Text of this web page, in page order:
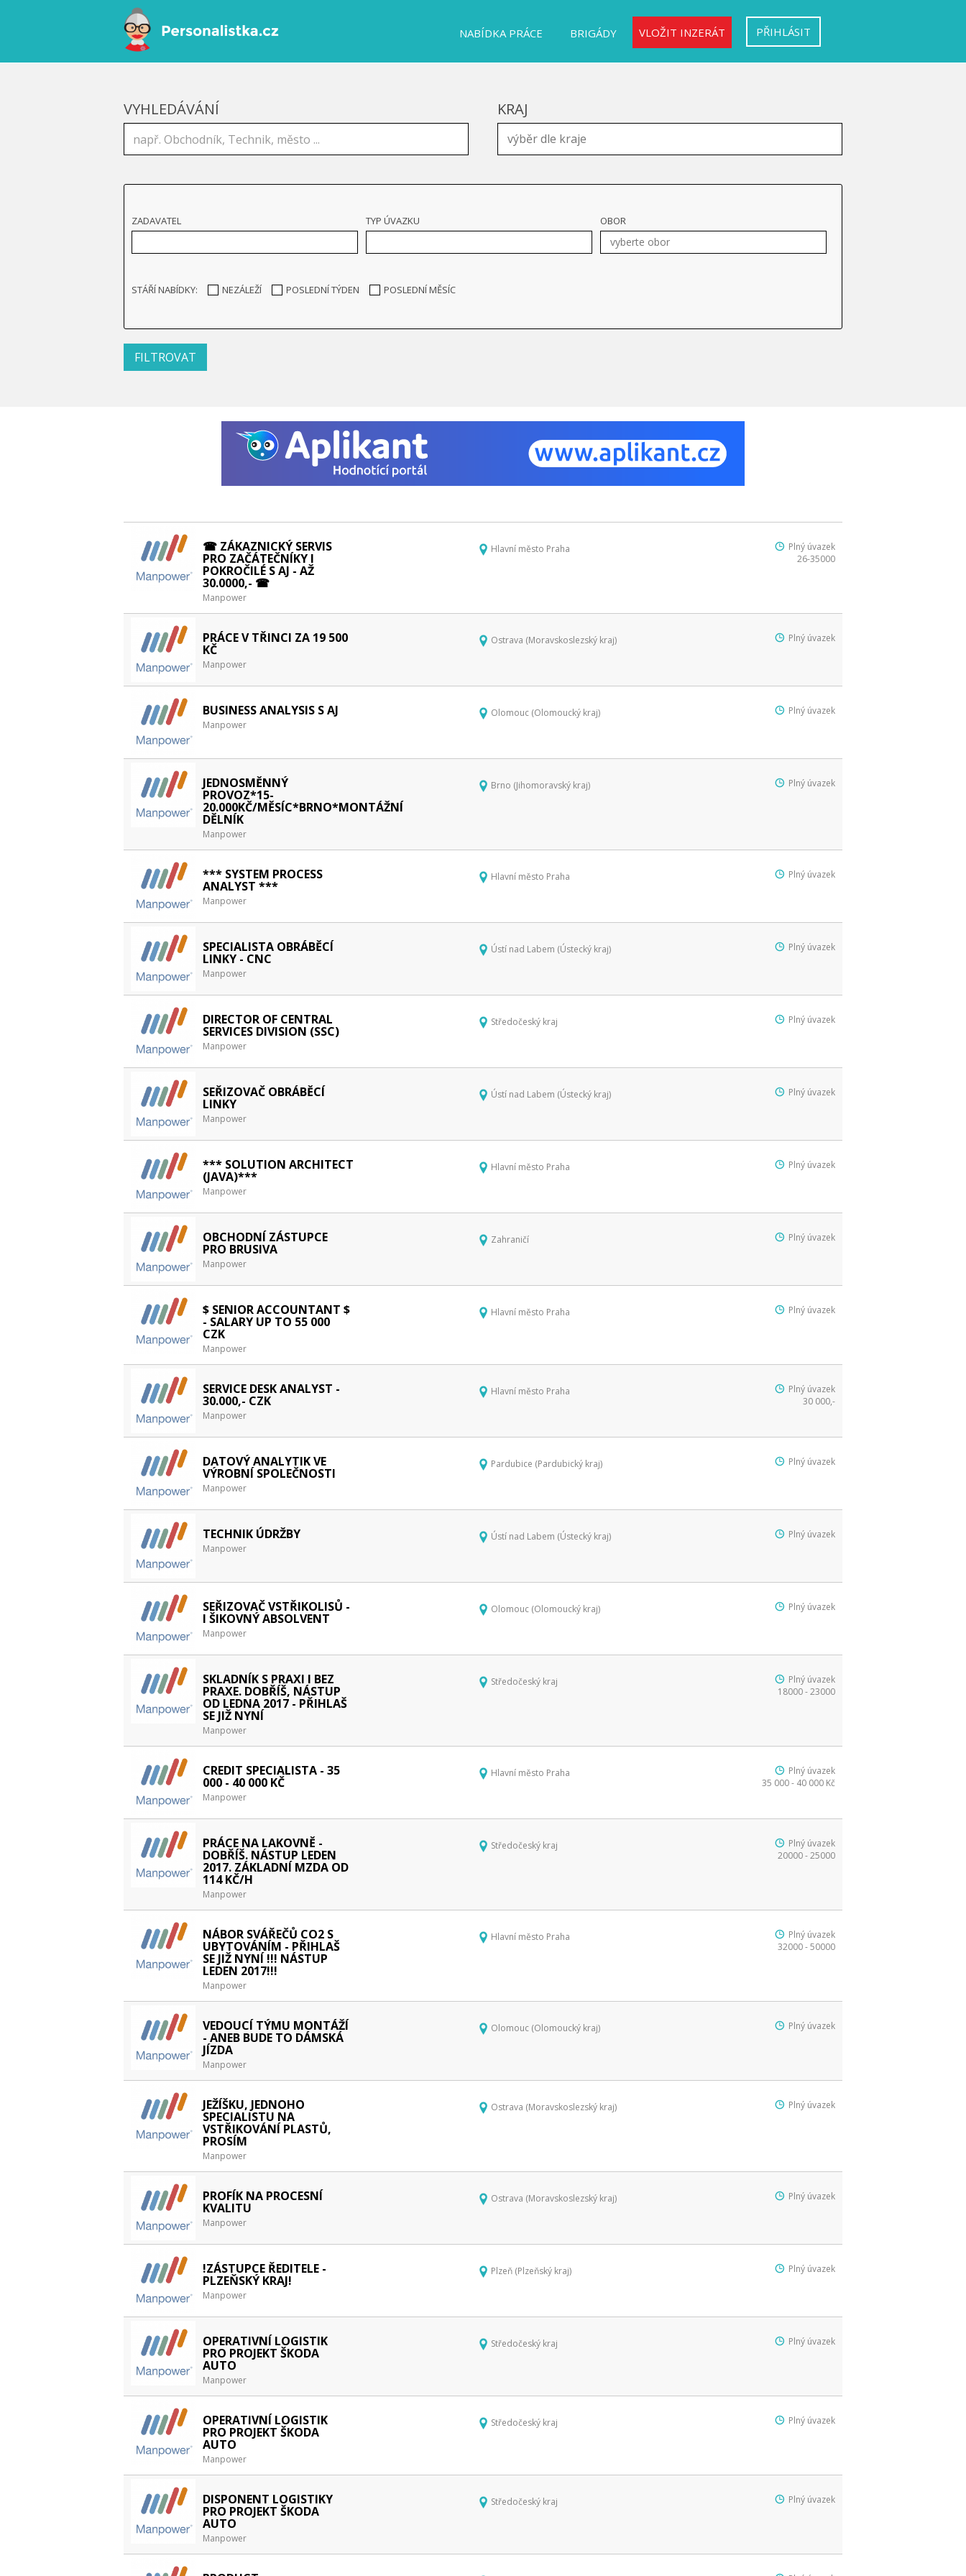
NABÍDKA PRÁCE BRIGÁDY VLOŽIT INZERÁT PŘIHLÁSIT
VYHLEDÁVÁNÍ KRAJ
ZADAVATEL TYP ÚVAZKU OBOR
STÁŘÍ NABÍDKY: NEZÁLEŽÍ POSLEDNÍ TÝDEN POSLEDNÍ MĚSÍC
☎ ZÁKAZNICKÝ SERVIS
PRO ZAČÁTEČNÍKY I
POKROČILÉ S AJ - AŽ
30.0000,- ☎
Manpower
Hlavní město Praha
Plný úvazek
26-35000
PRÁCE V TŘINCI ZA 19 500
KČ
Manpower
Ostrava (Moravskoslezský kraj) Plný úvazek
BUSINESS ANALYSIS S AJ
Manpower
Olomouc (Olomoucký kraj) Plný úvazek
JEDNOSMĚNNÝ
PROVOZ*15-
20.000KČ/MĚSÍC*BRNO*MONTÁŽNÍ
DĚLNÍK
Manpower
Brno (Jihomoravský kraj) Plný úvazek
*** SYSTEM PROCESS
ANALYST ***
Manpower
Hlavní město Praha Plný úvazek
SPECIALISTA OBRÁBĚCÍ
LINKY - CNC
Manpower
Ústí nad Labem (Ústecký kraj) Plný úvazek
DIRECTOR OF CENTRAL
SERVICES DIVISION (SSC)
Manpower
Středočeský kraj Plný úvazek
SEŘIZOVAČ OBRÁBĚCÍ
LINKY
Manpower
Ústí nad Labem (Ústecký kraj) Plný úvazek
*** SOLUTION ARCHITECT
(JAVA)***
Manpower
Hlavní město Praha Plný úvazek
OBCHODNÍ ZÁSTUPCE
PRO BRUSIVA
Manpower
Zahraničí Plný úvazek
$ SENIOR ACCOUNTANT $
- SALARY UP TO 55 000
CZK
Manpower
Hlavní město Praha Plný úvazek
SERVICE DESK ANALYST -
30.000,- CZK
Manpower
Hlavní město Praha
Plný úvazek
30 000,-
DATOVÝ ANALYTIK VE
VÝROBNÍ SPOLEČNOSTI
Manpower
Pardubice (Pardubický kraj) Plný úvazek
TECHNIK ÚDRŽBY
Manpower
Ústí nad Labem (Ústecký kraj) Plný úvazek
SEŘIZOVAČ VSTŘIKOLISŮ -
I ŠIKOVNÝ ABSOLVENT
Manpower
Olomouc (Olomoucký kraj) Plný úvazek
SKLADNÍK S PRAXI I BEZ
PRAXE. DOBŘÍŠ, NÁSTUP
OD LEDNA 2017 - PŘIHLAŠ
SE JIŽ NYNÍ
Manpower
Středočeský kraj
Plný úvazek
18000 - 23000
CREDIT SPECIALISTA - 35
000 - 40 000 KČ
Manpower
Hlavní město Praha
Plný úvazek
35 000 - 40 000 Kč
PRÁCE NA LAKOVNĚ -
DOBŘÍŠ. NÁSTUP LEDEN
2017. ZÁKLADNÍ MZDA OD
114 KČ/H
Manpower
Středočeský kraj
Plný úvazek
20000 - 25000
NÁBOR SVÁŘEČŮ CO2 S
UBYTOVÁNÍM - PŘIHLAŠ
SE JIŽ NYNÍ !!! NÁSTUP
LEDEN 2017!!!
Manpower
Hlavní město Praha
Plný úvazek
32000 - 50000
VEDOUCÍ TÝMU MONTÁŽÍ
- ANEB BUDE TO DÁMSKÁ
JÍZDA
Manpower
Olomouc (Olomoucký kraj) Plný úvazek
JEŽÍŠKU, JEDNOHO
SPECIALISTU NA
VSTŘIKOVÁNÍ PLASTŮ,
PROSÍM
Manpower
Ostrava (Moravskoslezský kraj) Plný úvazek
PROFÍK NA PROCESNÍ
KVALITU
Manpower
Ostrava (Moravskoslezský kraj) Plný úvazek
!ZÁSTUPCE ŘEDITELE -
PLZEŇSKÝ KRAJ!
Manpower
Plzeň (Plzeňský kraj) Plný úvazek
OPERATIVNÍ LOGISTIK
PRO PROJEKT ŠKODA
AUTO
Manpower
Středočeský kraj Plný úvazek
OPERATIVNÍ LOGISTIK
PRO PROJEKT ŠKODA
AUTO
Manpower
Středočeský kraj Plný úvazek
DISPONENT LOGISTIKY
PRO PROJEKT ŠKODA
AUTO
Manpower
Středočeský kraj Plný úvazek